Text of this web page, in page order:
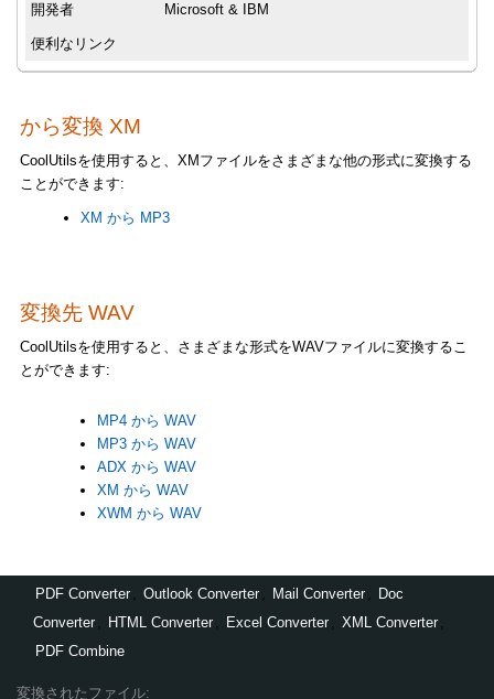
開発者 Microsoft & IBM
便利なリンク
から変換 XM
CoolUtilsを使用すると、XMファイルをさまざまな他の形式に変換する
ことができます:
XM から MP3
変換先 WAV
CoolUtilsを使用すると、さまざまな形式をWAVファイルに変換するこ
とができます:
MP4 から WAV
MP3 から WAV
ADX から WAV
XM から WAV
XWM から WAV
PDF Converter Outlook Converter Mail Converter
Doc
Converter
HTML Converter Excel Converter XML Converter
PDF Combine
変換されたファイル: